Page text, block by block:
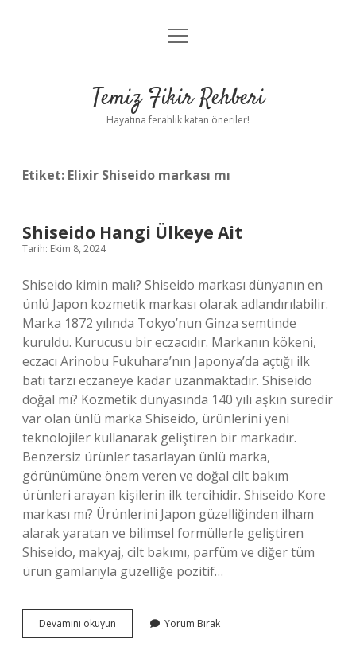
Anasayfa
Yasal Uyarı
menüyü
Temiz Fikir Rehberi
Hayatına ferahlık katan öneriler!
Etiket: Elixir Shiseido markası mı
Shiseido Hangi Ülkeye Ait
Tarih: Ekim 8, 2024
Shiseido kimin malı? Shiseido markası dünyanın en
ünlü Japon kozmetik markası olarak adlandırılabilir.
Marka 1872 yılında Tokyo’nun Ginza semtinde
kuruldu. Kurucusu bir eczacıdır. Markanın kökeni,
eczacı Arinobu Fukuhara’nın Japonya’da açtığı ilk
batı tarzı eczaneye kadar uzanmaktadır. Shiseido
doğal mı? Kozmetik dünyasında 140 yılı aşkın süredir
var olan ünlü marka Shiseido, ürünlerini yeni
teknolojiler kullanarak geliştiren bir markadır.
Benzersiz ürünler tasarlayan ünlü marka,
görünümüne önem veren ve doğal cilt bakım
ürünleri arayan kişilerin ilk tercihidir. Shiseido Kore
markası mı? Ürünlerini Japon güzelliğinden ilham
alarak yaratan ve bilimsel formüllerle geliştiren
Shiseido, makyaj, cilt bakımı, parfüm ve diğer tüm
ürün gamlarıyla güzelliğe pozitif…
Devamını okuyun Shiseido
Hangi
Yorum Bırak